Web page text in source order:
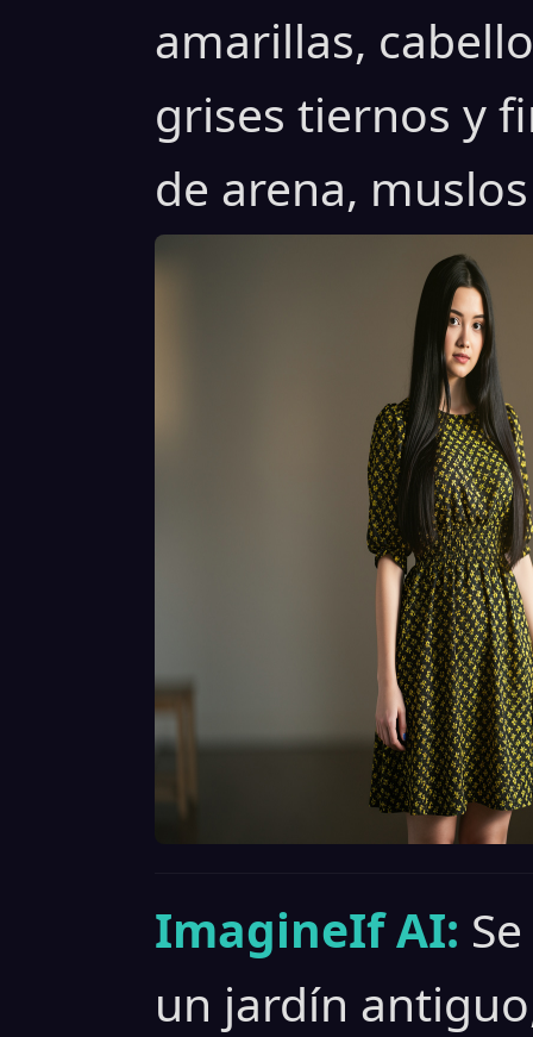
amarillas,
grises tiernos y
de arena,
ImagineIf AI:
un jardín